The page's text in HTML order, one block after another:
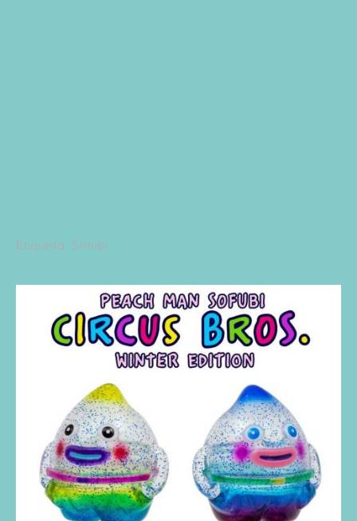
Etiqueta: Sofubi